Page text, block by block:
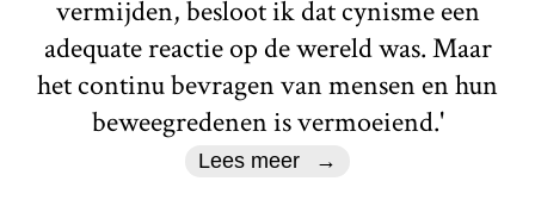
vermijden, besloot ik dat cynisme een
adequate reactie op de wereld was. Maar
het continu bevragen van mensen en hun
beweegredenen is vermoeiend.'
Lees meer